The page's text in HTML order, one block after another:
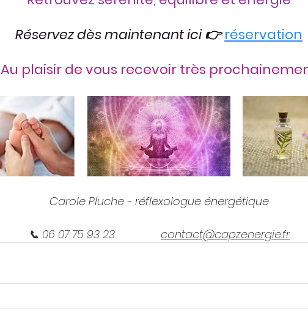
Réservez dès maintenant ici 👉 réservation
Au plaisir de vous recevoir très
Carole Pluche ~ réflexologue énergétique
📞 06 07 75 93 23 contact@capzenergie.fr